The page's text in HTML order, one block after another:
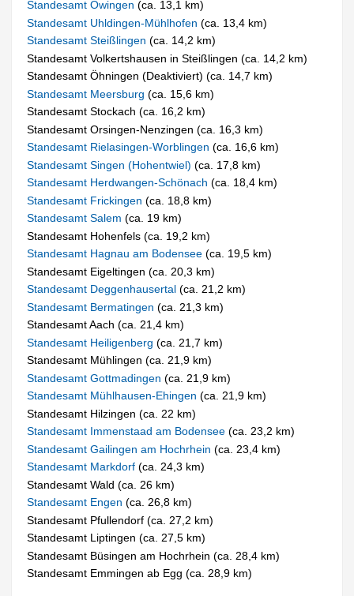
Standesamt Owingen(ca. 13,1 km)
Standesamt Uhldingen-Mühlhofen(ca. 13,4 km)
Standesamt Steißlingen(ca. 14,2 km)
Standesamt Volkertshausen in Steißlingen (ca. 14,2 km)
Standesamt Öhningen (Deaktiviert) (ca. 14,7 km)
Standesamt Meersburg(ca. 15,6 km)
Standesamt Stockach (ca. 16,2 km)
Standesamt Orsingen-Nenzingen (ca. 16,3 km)
Standesamt Rielasingen-Worblingen(ca. 16,6 km)
Standesamt Singen (Hohentwiel)(ca. 17,8 km)
Standesamt Herdwangen-Schönach(ca. 18,4 km)
Standesamt Frickingen(ca. 18,8 km)
Standesamt Salem(ca. 19 km)
Standesamt Hohenfels (ca. 19,2 km)
Standesamt Hagnau am Bodensee(ca. 19,5 km)
Standesamt Eigeltingen (ca. 20,3 km)
Standesamt Deggenhausertal(ca. 21,2 km)
Standesamt Bermatingen(ca. 21,3 km)
Standesamt Aach (ca. 21,4 km)
Standesamt Heiligenberg(ca. 21,7 km)
Standesamt Mühlingen (ca. 21,9 km)
Standesamt Gottmadingen(ca. 21,9 km)
Standesamt Mühlhausen-Ehingen(ca. 21,9 km)
Standesamt Hilzingen (ca. 22 km)
Standesamt Immenstaad am Bodensee(ca. 23,2 km)
Standesamt Gailingen am Hochrhein(ca. 23,4 km)
Standesamt Markdorf(ca. 24,3 km)
Standesamt Wald (ca. 26 km)
Standesamt Engen(ca. 26,8 km)
Standesamt Pfullendorf (ca. 27,2 km)
Standesamt Liptingen (ca. 27,5 km)
Standesamt Büsingen am Hochrhein (ca. 28,4 km)
Standesamt Emmingen ab Egg (ca. 28,9 km)